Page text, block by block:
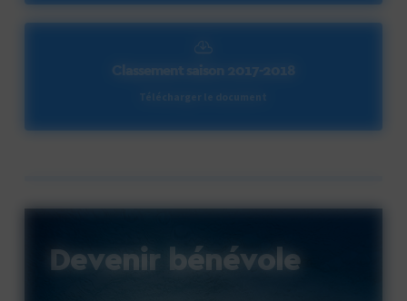
Classement saison 2017-2018
Devenir bénévole